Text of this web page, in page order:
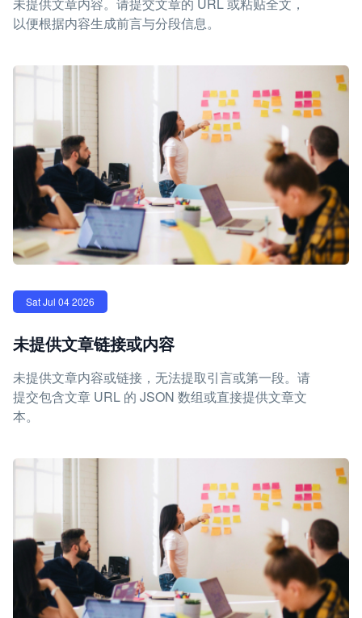
以便根据内容生成前言与分段信息。
Sat Jul 04 2026
未提供文章链接或内容
未提供文章内容或链接，无法提取引言或第一段。请
提交包含文章 URL 的 JSON 数组或直接提供文章文
本。